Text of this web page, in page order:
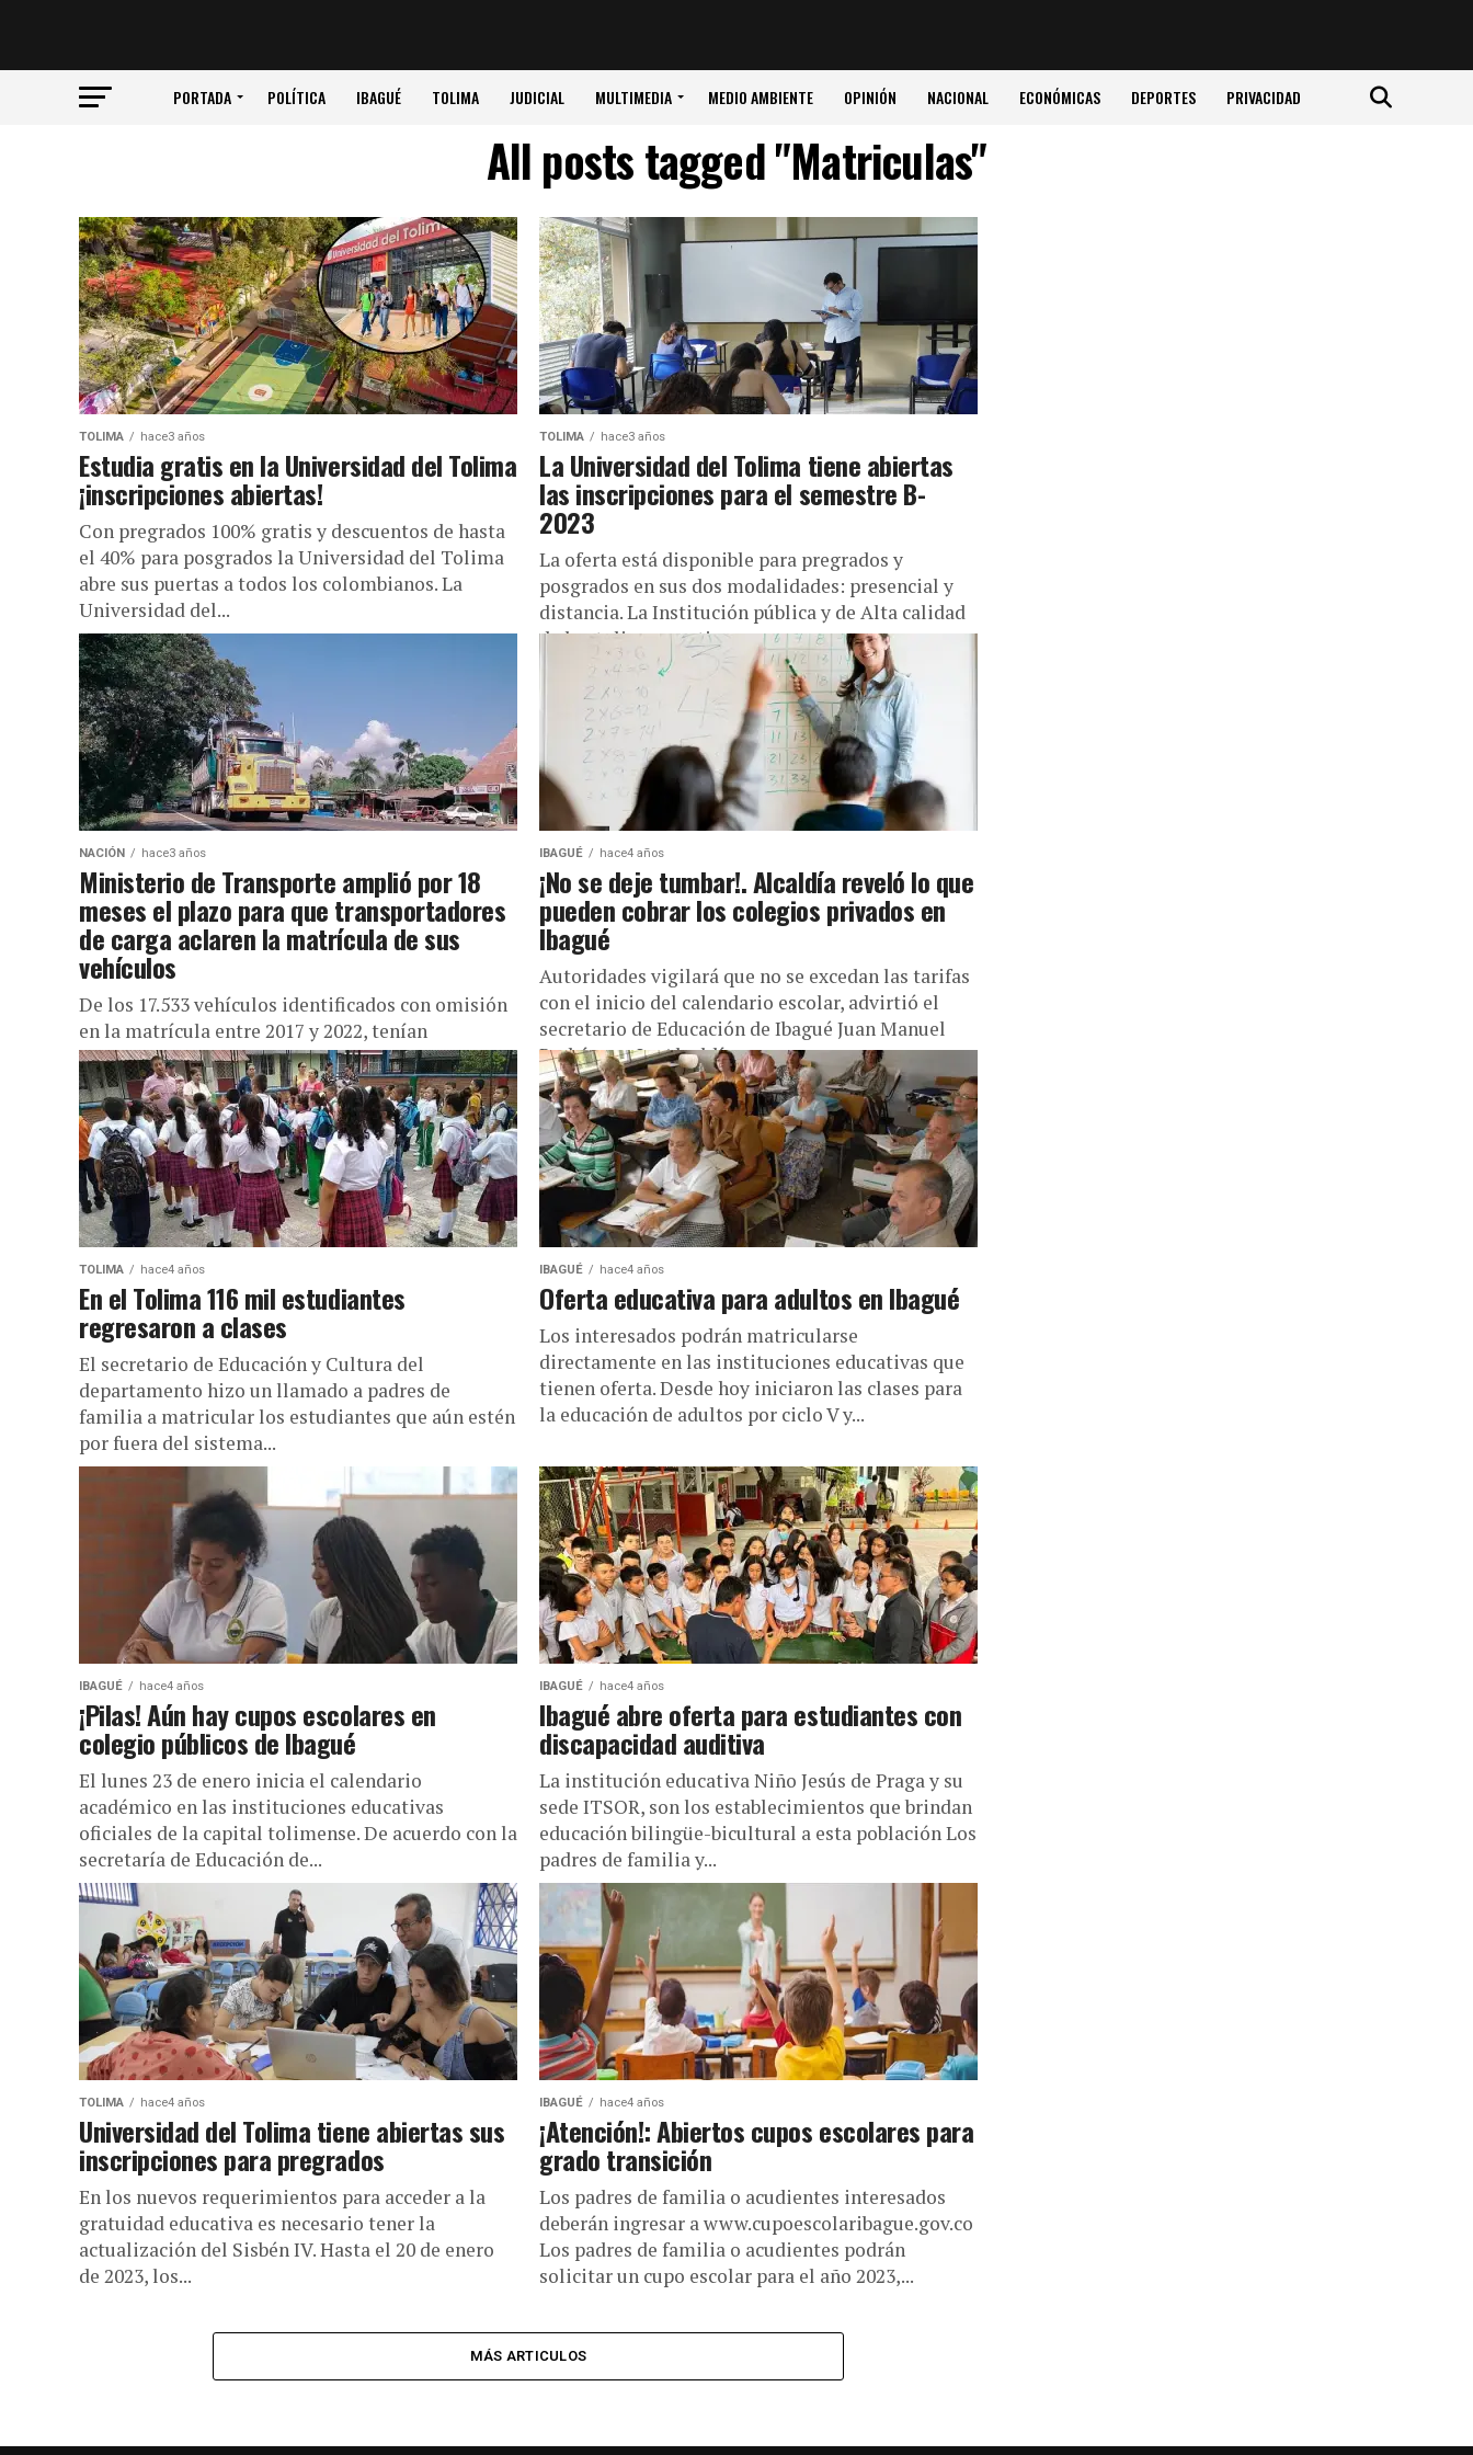
PORTADA POLÍTICA IBAGUÉ TOLIMA JUDICIAL MULTIMEDIA MEDIO AMBIENTE OPINIÓN NACIONAL ECONÓMICAS DEPORTES PRIVACIDAD
All posts tagged "Matriculas"
TOLIMA hace3 años
Estudia gratis en la Universidad del Tolima
¡inscripciones abiertas!
Con pregrados 100% gratis y descuentos de hasta
el 40% para posgrados la Universidad del Tolima
abre sus puertas a todos los colombianos. La
Universidad del...
TOLIMA hace3 años
La Universidad del Tolima tiene abiertas
las inscripciones para el semestre B-
2023
La oferta está disponible para pregrados y
posgrados en sus dos modalidades: presencial y
distancia. La Institución pública y de Alta calidad
de los tolimenses tiene...
NACIÓN hace3 años
Ministerio de Transporte amplió por 18
meses el plazo para que transportadores
de carga aclaren la matrícula de sus
vehículos
De los 17.533 vehículos identificados con omisión
en la matrícula entre 2017 y 2022, tenían
pendiente de normalizar o aclarar su registro
inicial 9.128. El Ministerio...
IBAGUÉ hace4 años
¡No se deje tumbar!. Alcaldía reveló lo que
pueden cobrar los colegios privados en
Ibagué
Autoridades vigilará que no se excedan las tarifas
con el inicio del calendario escolar, advirtió el
secretario de Educación de Ibagué Juan Manuel
Rodríguez. La Alcaldía...
TOLIMA hace4 años
En el Tolima 116 mil estudiantes
regresaron a clases
El secretario de Educación y Cultura del
departamento hizo un llamado a padres de
familia a matricular los estudiantes que aún estén
por fuera del sistema...
IBAGUÉ hace4 años
Oferta educativa para adultos en Ibagué
Los interesados podrán matricularse
directamente en las instituciones educativas que
tienen oferta. Desde hoy iniciaron las clases para
la educación de adultos por ciclo V y...
IBAGUÉ hace4 años
¡Pilas! Aún hay cupos escolares en
colegio públicos de Ibagué
El lunes 23 de enero inicia el calendario
académico en las instituciones educativas
oficiales de la capital tolimense. De acuerdo con la
secretaría de Educación de...
IBAGUÉ hace4 años
Ibagué abre oferta para estudiantes con
discapacidad auditiva
La institución educativa Niño Jesús de Praga y su
sede ITSOR, son los establecimientos que brindan
educación bilingüe-bicultural a esta población Los
padres de familia y...
TOLIMA hace4 años
Universidad del Tolima tiene abiertas sus
inscripciones para pregrados
En los nuevos requerimientos para acceder a la
gratuidad educativa es necesario tener la
actualización del Sisbén IV. Hasta el 20 de enero
de 2023, los...
IBAGUÉ hace4 años
¡Atención!: Abiertos cupos escolares para
grado transición
Los padres de familia o acudientes interesados
deberán ingresar a www.cupoescolaribague.gov.co
Los padres de familia o acudientes podrán
solicitar un cupo escolar para el año 2023,...
MÁS ARTICULOS